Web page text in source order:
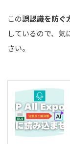
この誤認識を防ぐ
しているので、気
さい。